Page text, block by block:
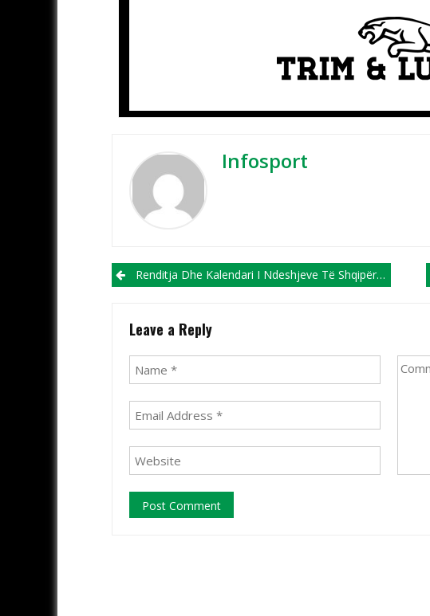
Infosport
Post navigation
Renditja Dhe Kalendari I Ndeshjeve Të Shqipërisë Në Ligën B
Leave a Reply